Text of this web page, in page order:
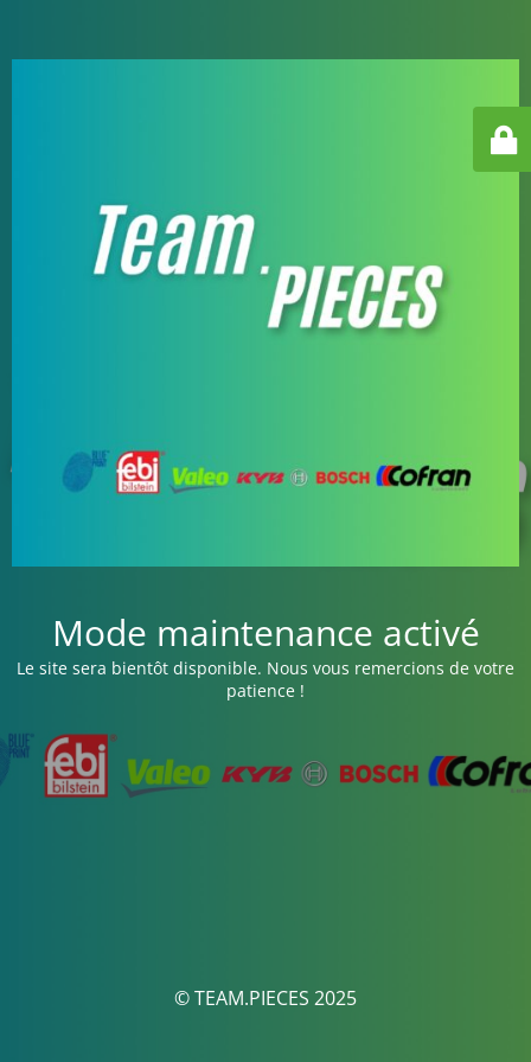
Mode maintenance activé
Le site sera bientôt disponible. Nous vous remercions de votre
patience !
© TEAM.PIECES 2025